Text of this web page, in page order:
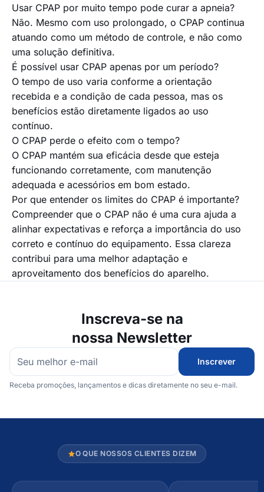
Usar CPAP por muito tempo pode curar a apneia?
Não. Mesmo com uso prolongado, o CPAP continua
atuando como um método de controle, e não como
uma solução definitiva.
É possível usar CPAP apenas por um período?
O tempo de uso varia conforme a orientação
recebida e a condição de cada pessoa, mas os
benefícios estão diretamente ligados ao uso
contínuo.
O CPAP perde o efeito com o tempo?
O CPAP mantém sua eficácia desde que esteja
funcionando corretamente, com manutenção
adequada e acessórios em bom estado.
Por que entender os limites do CPAP é importante?
Compreender que o CPAP não é uma cura ajuda a
alinhar expectativas e reforça a importância do uso
correto e contínuo do equipamento. Essa clareza
contribui para uma melhor adaptação e
aproveitamento dos benefícios do aparelho.
Inscreva-se na
nossa Newsletter
Inscrever
Receba promoções, lançamentos e dicas diretamente no seu e-mail.
O QUE NOSSOS CLIENTES DIZEM